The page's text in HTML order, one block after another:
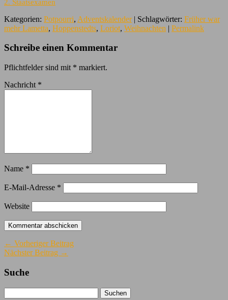
Kategorien: Potpourri, Adventskalender| Schlagwörter: Früher war
mehr Lametta, Hoppenstedts, Loriot, Weihnachten | Permalink
Schreibe einen Kommentar
Pflichtfelder sind mit * markiert.
Nachricht *
Name *
E-Mail-Adresse *
Website
← Vorheriger Beitrag
Nächster Beitrag →
Suche